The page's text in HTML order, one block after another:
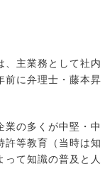
主業務として社内
前に弁理士・藤本昇
の多くが中堅・中
許等教育（当時は知
って知識の普及と人